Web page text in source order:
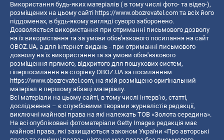
Використання будь-яких матеріалів ( в тому числі фото- та відео-),
розміщених на цьому сайті https://www.obozrevatel.com та всіх його
піддоменах, в будь-якому вигляді суворо заборонено.
Дозволяється використання при отриманні письмового дозволу
на їх використання та за умови обов'язкового посилання на сайт
OBOZ.UA, а для інтернет-видань - при отриманні письмового
дозволу на їх використання та за умови обов'язкового
розміщення прямого, відкритого для пошукових систем,
гіперпосилання на сторінку OBOZ.UA за посиланням
https://www.obozrevatel.com, на якій розміщено оригінальний
матеріал в першому абзаці матеріалу.
Всі матеріали на цьому сайті, в тому числі інтерв’ю, статті,
дослідження – є службовими творами журналістів редакції,
виключні майнові права на які належать ТОВ «Золота середина».
На всі опубліковані фотоматеріали Getty Images редакція має
майнові права, які захищаються законом України «Про авторські